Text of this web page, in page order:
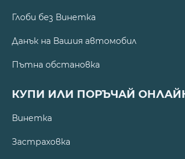
Глоби без Винетка
Данък на Вашия автомобил
Пътна обстановка
КУПИ ИЛИ ПОРЪЧАЙ
Винетка
Застраховка